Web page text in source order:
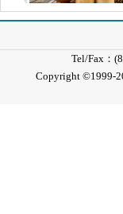
Tel/Fax：
Copyright ©1999-